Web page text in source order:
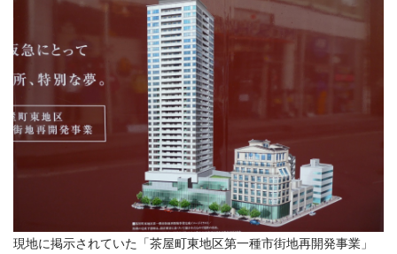
現地に掲示されていた「茶屋町東地区第一種市街地再開発事業」